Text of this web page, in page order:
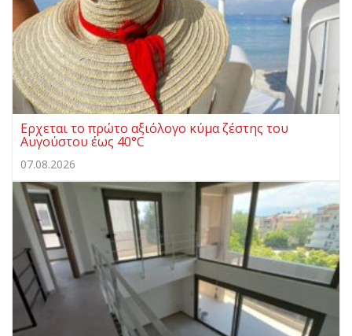
Ερχεται το πρώτο αξιόλογο κύμα ζέστης του
Αυγούστου έως 40°C
07.08.2026